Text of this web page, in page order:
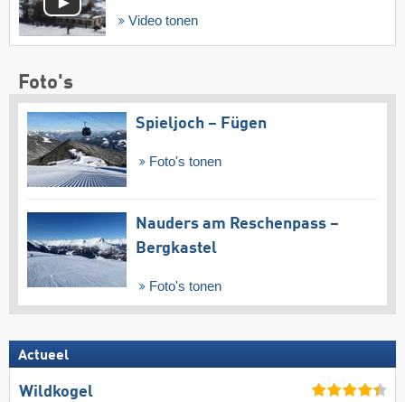
Video tonen
Foto's
Spieljoch – Fügen
Foto's tonen
Nauders am Reschenpass –
Bergkastel
Foto's tonen
Actueel
Wildkogel